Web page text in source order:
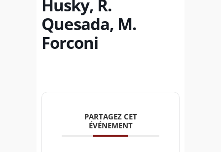
Husky, R.
Quesada, M.
Forconi
PARTAGEZ CET
ÉVÉNEMENT